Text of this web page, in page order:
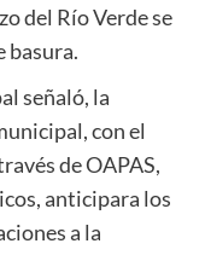
del Río Verde se
basura.
señaló, la
con el
de OAPAS,
anticipara los
a la